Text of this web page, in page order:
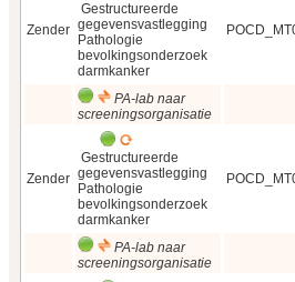
Zender
Gestructureerde
gegevensvastlegging
Pathologie
bevolkingsonderzoek
darmkanker
PA-lab naar
screeningsorganisatie
Zender
Gestructureerde
gegevensvastlegging
Pathologie
bevolkingsonderzoek
darmkanker
PA-lab naar
screeningsorganisatie